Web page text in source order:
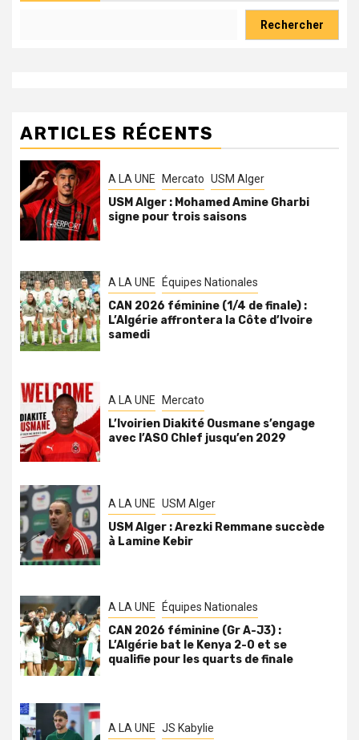
Rechercher
ARTICLES RÉCENTS
A LA UNE Mercato USM Alger
USM Alger : Mohamed Amine Gharbi
signe pour trois saisons
A LA UNE Équipes Nationales
CAN 2026 féminine (1/4 de finale) :
L’Algérie affrontera la Côte d’Ivoire
samedi
A LA UNE Mercato
L’Ivoirien Diakité Ousmane s’engage
avec l’ASO Chlef jusqu’en 2029
A LA UNE USM Alger
USM Alger : Arezki Remmane succède
à Lamine Kebir
A LA UNE Équipes Nationales
CAN 2026 féminine (Gr A-J3) :
L’Algérie bat le Kenya 2-0 et se
qualifie pour les quarts de finale
A LA UNE JS Kabylie